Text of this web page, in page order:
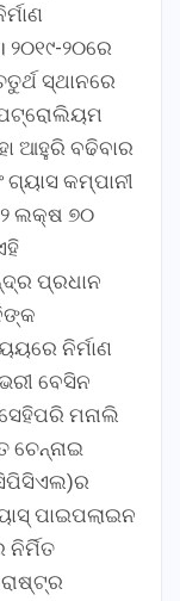
୨୦ରେ
ସ୍ଥାନରେ
ଆହୁରି ବଢିବାର
କମ୍ପାନୀ
୨ ଲକ୍ଷ ୭୦
ପ୍ରଧାନ
ନିର୍ମାଣ
ବେସିନ
ମନାଲି
ଚେନ୍ନାଇ
ପାଇପଲାଇନ